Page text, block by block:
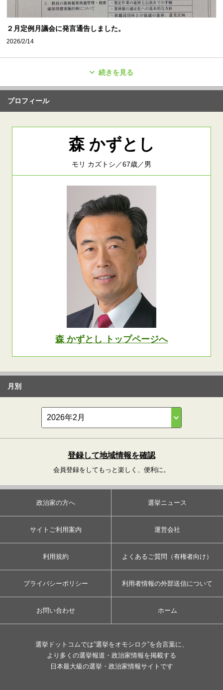
２月定例月議会に発言通告しました。
2026/2/14
続きを見る
プロフィール
森 かずとし
モリ カズトシ／67歳／男
森 かずとし トップページへ
月別
登録して地域情報を確認
会員登録をしてもっと楽しく、便利に。
政治家の方へ 選挙ニュース
サイトご利用案内 運営会社
利用規約 よくあるご質問（有権者向け）
プライバシーポリシー 利用者情報の外部送信について
お問い合わせ ホーム
選挙ドットコムでは”選挙をオモシロク”を合言葉に、
より多くの選挙報道・政治家情報を掲載する
日本最大級の選挙・政治家情報サイトです